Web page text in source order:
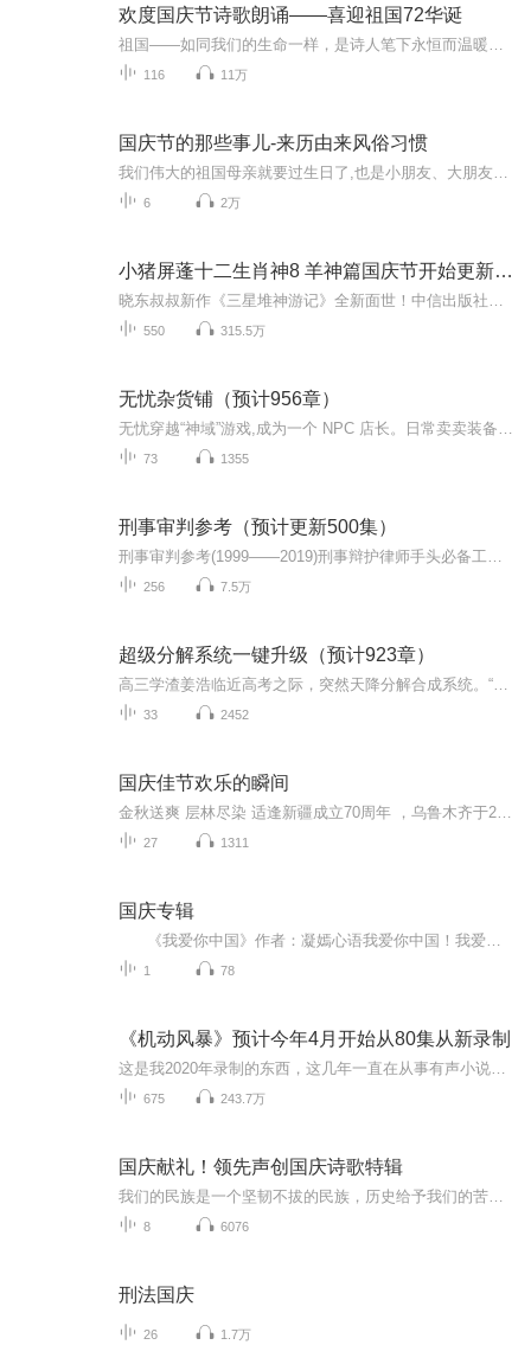
欢度国庆节诗歌朗诵——喜迎祖国72华诞
116 11万
国庆节的那些事儿-来历由来风俗习惯
6 2万
小猪屏蓬十二生肖神8 羊神篇国庆节开始更新啦！
550 315.5万
无忧杂货铺（预计956章）
73 1355
刑事审判参考（预计更新500集）
256 7.5万
超级分解系统一键升级（预计923章）
33 2452
国庆佳节欢乐的瞬间
27 1311
国庆专辑
1 78
《机动风暴》预计今年4月开始从80集从新录制
675 243.7万
国庆献礼！领先声创国庆诗歌特辑
8 6076
刑法国庆
26 1.7万